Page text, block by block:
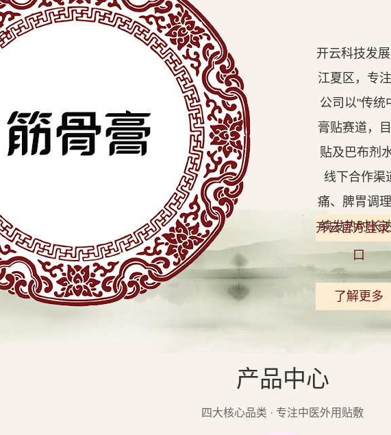
开云科技发
江夏区，专
公司以"传统
膏贴赛道，
贴及巴布剂
线下合作渠
痛、脾胃调
续发热时长
开云官方登
口
了解更多
产品中心
四大核心品类 · 专注中医外用贴敷
查看详情